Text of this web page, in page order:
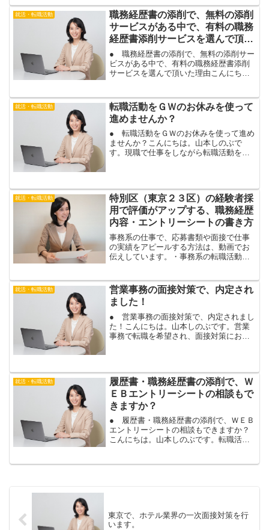
書類の添削を行い、無事...
就活・転職活動
職務経歴書の添削で、無料の添削
サービスがある中で、有料の職務
経歴書添削サービスを選んで頂い
た理由
● 職務経歴書の添削で、無料の添削サー
ビスがある中で、有料の職務経歴書添削
サービスを選んで頂いた理由こんにち
紹介会社（転職エージェント）やハロー
ワークが行っている、無料の...
就活・転職活動
転職活動をＧＷのお休みを使って
進めませんか？
● 転職活動をＧＷのお休みを使って進め
ませんか？こんにちは。山本しのぶで
す。現職で仕事をしながら転職活動を行
ウィークは絶好の機会です...
就活・転職活動
特別区（東京２３区）の経験者採
用で評価がアップする、職務経歴
内容・エントリーシートの書き方
事務系の仕事で、応募書類や面接で仕事
の実績をアピールする方法は、動画でお
伝えしています。・事務系の転職活動
特別区（東京２３区）の経験者採用で評
価がアップする、職務経歴内...
就活・転職活動
営業事務の面接対策で、内定され
ました！
● 営業事務の面接対策で、内定されまし
た！こんにちは。山本しのぶです。営業
事務で転職を希望され、面接対策にお越
定されました。あなたも...
就活・転職活動
履歴書・職務経歴書の添削で、Ｗ
ＥＢエントリーシートの相談もで
きますか？
● 履歴書・職務経歴書の添削で、ＷＥＢ
エントリーシートの相談もできますか？
こんにちは。山本しのぶです。転職活動
東京で、ホテル業界の一次面接対策を行
います。